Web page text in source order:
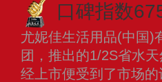
口碑指数
尤妮佳生活用品(中国)
团，推出的1/2S省水
经上市便受到了市场